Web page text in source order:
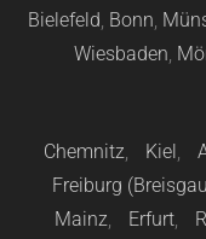
Bielefeld, Bonn,
Wiesbaden,
Chemnitz, Kiel,
Freiburg
Mainz, Erfurt,